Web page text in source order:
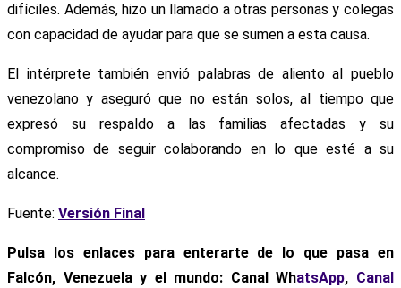
difíciles. Además, hizo un llamado a otras personas y colegas
con capacidad de ayudar para que se sumen a esta causa.
El intérprete también envió palabras de aliento al pueblo
venezolano y aseguró que no están solos, al tiempo que
expresó su respaldo a las familias afectadas y su
compromiso de seguir colaborando en lo que esté a su
alcance.
Fuente: Versión Final
Pulsa los enlaces para enterarte de lo que pasa en
Falcón, Venezuela y el mundo: Canal WhatsApp, Canal